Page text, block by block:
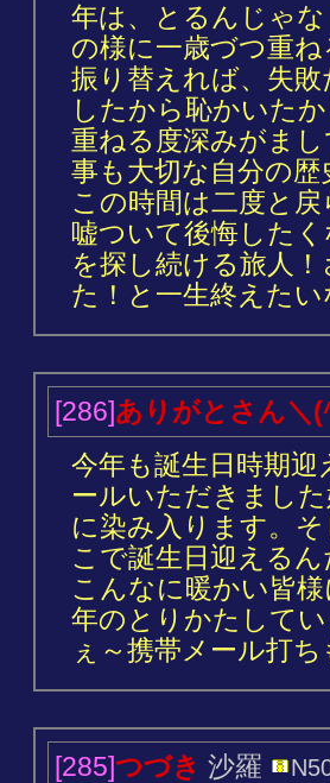
年は、とるんじゃ
の様に一歳づつ重
振り替えれば、失
したから恥かいた
重ねる度深みがま
事も大切な自分の
この時間は二度と
嘘ついて後悔した
を探し続ける旅人
た！と一生終えたい
[286]ありがとさん＼
今年も誕生日時期
ールいただきまし
に染み入ります。
こで誕生日迎える
こんなに暖かい皆
年のとりかたして
ぇ～携帯メール打
[285]つづき 沙羅